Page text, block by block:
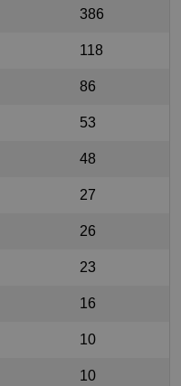
386
118
86
53
48
27
26
23
16
10
10